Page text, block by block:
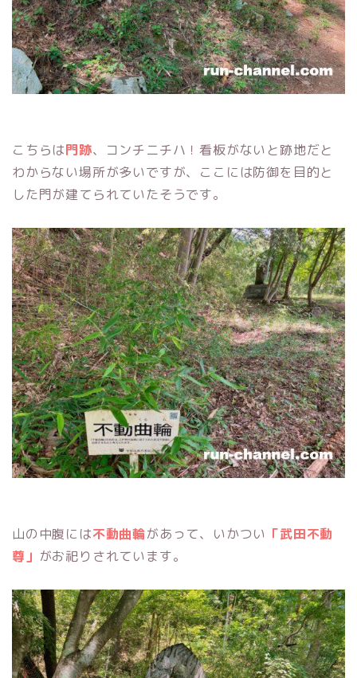
こちらは門跡、コンチニチハ！看板がないと跡地だと
わからない場所が多いですが、ここには防御を目的と
した門が建てられていたそうです。
山の中腹には不動曲輪があって、いかつい 「武田不動
尊」 がお祀りされています。